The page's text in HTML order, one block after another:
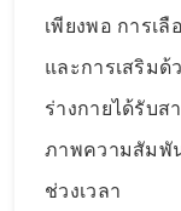
เพียงพอ การเ
และการเสริม
ร่างกายได้รับ
ภาพความสัมพั
ช่วงเวลา